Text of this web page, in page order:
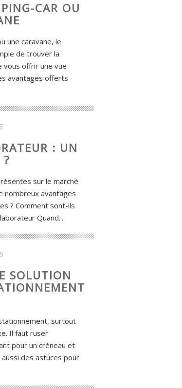
CAR OU
une caravane, le
de trouver la
vous offrir une vue
avantages offerts
: UN
sur le marché
nombreux avantages
? Comment sont-ils
Quand...
SOLUTION
surtout
Il faut ruser
pour un créneau et
des astuces pour